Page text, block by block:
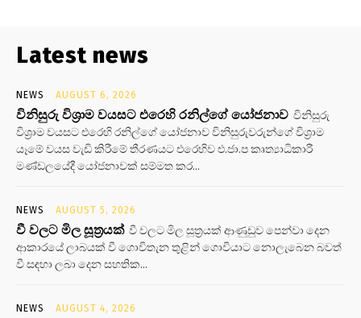
Latest news
NEWS AUGUST 6, 2026
විනිසුරු විශ්‍රාම වයසට එරෙහි රනිල්ගේ යෝජනාව විනිසුරු
විශ්‍රාම වයසට එරෙහි රනිල්ගේ යෝජනාව විනිසුරුවරුන්ගේ විශ්‍රාම
යෑමේ වයස වැඩි කිරීමේ තීරණයට එරෙහිව එ.ජා.ප කෘත්‍යාධිකාරී
මණ්ඩලයේදී යෝජනාවක් සම්මත කර...
NEWS AUGUST 5, 2026
වී වලට මිල සූත්‍රයක් වී වලට මිල සූත්‍රයක් ආණුඩුව පෙන්වා දෙන
ආකාරයේ ලාබයක් වී ගොවිතැන තුළින් ගොවියාට නොලැබෙන බවත්
වී සඳහා ලබා දෙන සහතික...
NEWS AUGUST 4, 2026